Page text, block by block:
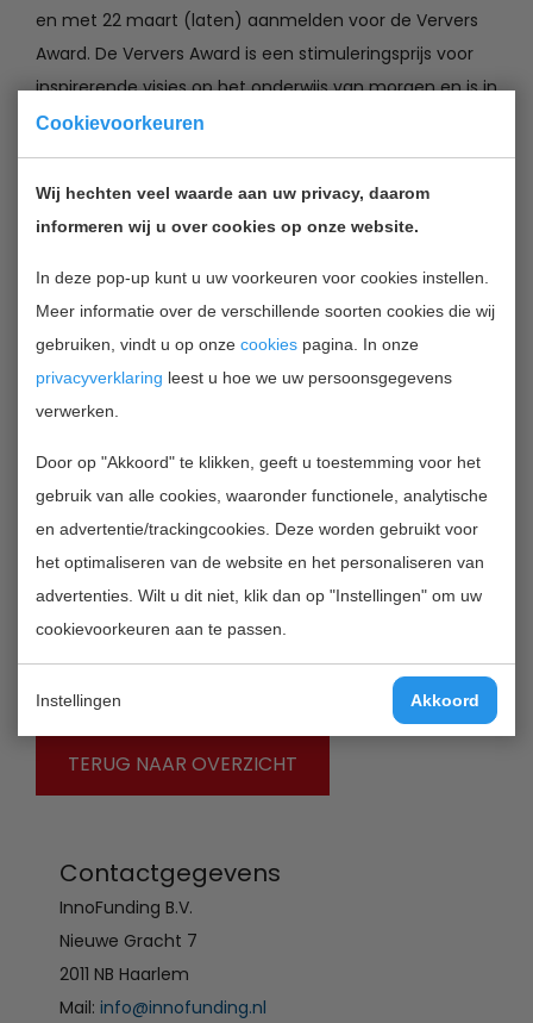
Cookievoorkeuren
Wij hechten veel waarde aan uw privacy, daarom
informeren wij u over cookies op onze website.
In deze pop-up kunt u uw voorkeuren voor cookies instellen.
Meer informatie over de verschillende soorten cookies die wij
gebruiken, vindt u op onze cookies pagina. In onze
privacyverklaring leest u hoe we uw persoonsgegevens
verwerken.
Door op "Akkoord" te klikken, geeft u toestemming voor het
gebruik van alle cookies, waaronder functionele, analytische
en advertentie/trackingcookies. Deze worden gebruikt voor
het optimaliseren van de website en het personaliseren van
advertenties. Wilt u dit niet, klik dan op "Instellingen" om uw
cookievoorkeuren aan te passen.
Instellingen Akkoord
en met 22 maart (laten) aanmelden voor de Ververs
Award. De Ververs Award is een stimuleringsprijs voor
inspirerende visies op het onderwijs van morgen en is in
het leven geroepen om het inhoudelijk gesprek
over het toekomstige onderwijs op gang te brengen
en te houden. Uit alle inzendingen worden drie
personen genomineerd. Het publiek kan vervolgens van
onderwijsvisionair vinden.
Op 28 mei 2013 wordt het slotdebat georganiseerd.
Iedere genomineerde krijgt de gelegenheid zichzelf en
zijn/haar visie kort te presenteren en een stelling te
deponeren. Aansluitend wordt met het publiek in de
zaal gedebatteerd over deze stelling. De winnaar van
de stimuleringsprijs wordt aan het einde van het debat
door de jury bekendgemaakt. Omdat het gesprek over
onderwijsinhoud een belangrijk doel is van de Award,
wordt de beste debater van het slotdebat ook in het
De beste debater ontvangt een bedrag van € 500.
TERUG NAAR OVERZICHT
Contactgegevens
InnoFunding B.V.
Nieuwe Gracht 7
2011 NB Haarlem
Mail: info@innofunding.nl